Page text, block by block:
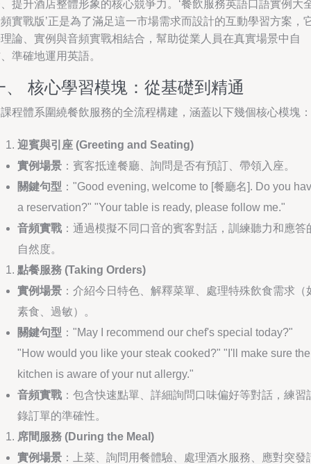
提升酒店整體形象的核心競爭力。‘餐飲服務英語口語實例大
實戰版’正是為了滿足這一市場需求而設計的互動學習方案，
論、實例與音頻實戰相結合，幫助從業人員在真實場景中自
準確地運用英語。
、 核心學習模塊：從基礎到精通
程體系圍繞餐飲服務的全流程構建，涵蓋以下幾個核心模塊：
迎賓與引座 (Greeting and Seating)
實例場景 ：賓客抵達餐廳、詢問是否有預訂、帶領入座。
關鍵句型 ："Good evening, welcome to [餐廳名]. Do you
a reservation?" "Your table is ready, please follow me."
音頻實戰 ：通過模擬不同口音的賓客對話，訓練聽力和應答
自然度。
點餐服務 (Taking Orders)
實例場景 ：介紹今日特色、解釋菜單、處理特殊飲食需求（
素食、過敏）。
關鍵句型 ："May I recommend our chef's special today?"
"How would you like your steak cooked?" "I'll make sure the
kitchen is aware of your nut allergy."
音頻實戰 ：包含快速點單、詳細詢問口味偏好等對話，練習
錄訂單的準確性。
席間服務 (During the Meal)
實例場景 ：上菜、詢問用餐體驗、處理酒水服務、應對突發